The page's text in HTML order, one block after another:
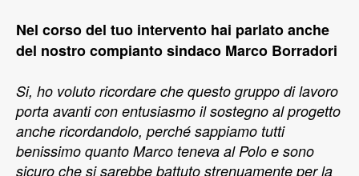
Nel corso del tuo intervento hai parlato anche
del nostro compianto sindaco Marco Borradori
Si, ho voluto ricordare che questo gruppo di lavoro
porta avanti con entusiasmo il sostegno al progetto
anche ricordandolo, perché sappiamo tutti
benissimo quanto Marco teneva al Polo e sono
sicuro che si sarebbe battuto strenuamente per la